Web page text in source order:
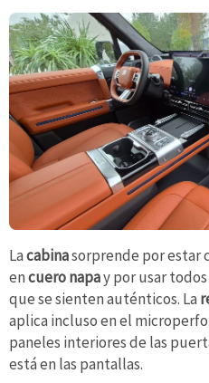
Lacabinasorprende por estar
encuero napay por usar
que se sienten auténticos. La
aplica incluso en el
paneles interiores de las
está en las pantallas.